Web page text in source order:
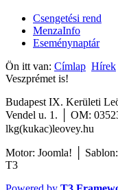
Csengetési rend
MenzaInfo
Eseménynaptár
Ön itt van: Címlap Hírek
Veszprémet is!
Budapest IX. Kerületi
Vendel u. 1. │ OM:
lkg(kukac)leovey.hu
Motor: Joomla! │
T3